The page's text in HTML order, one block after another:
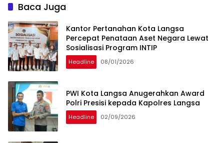
Baca Juga
Kantor Pertanahan Kota Langsa
Percepat Penataan Aset Negara Lewat
Sosialisasi Program INTIP
Headline 08/01/2026
PWI Kota Langsa Anugerahkan Award
Polri Presisi kepada Kapolres Langsa
Headline 02/09/2026